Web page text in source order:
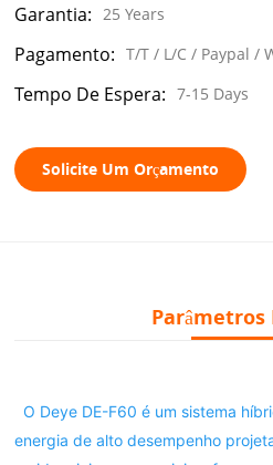
Garantia: 25 Years
Pagamento: T/T / L/C / Paypal /
Tempo De Espera: 7-15 Days
Solicite Um Orçamento
Parâmetros
  O Deye DE-F60 é um sistema híbrido de armazenamento de
energia de alto desempenho